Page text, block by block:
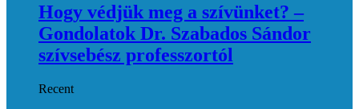
Hogy védjük meg a szívünket? –
Gondolatok Dr. Szabados Sándor
szívsebész professzortól
Recent